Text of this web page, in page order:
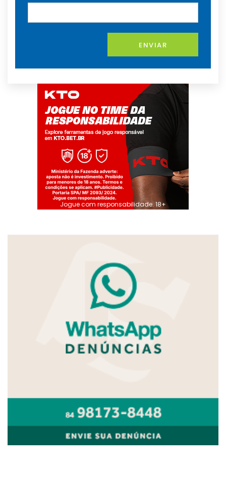
ENVIAR
Jogue com responsabilidade. 18+